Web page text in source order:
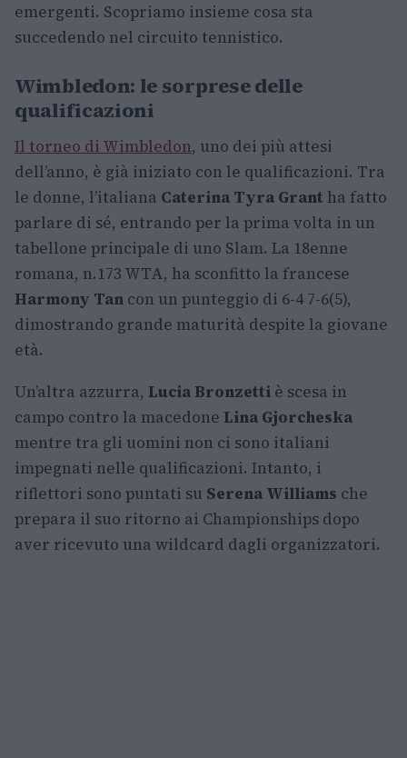
emergenti. Scopriamo insieme cosa sta
succedendo nel circuito tennistico.
Wimbledon: le sorprese delle
qualificazioni
Il torneo di Wimbledon, uno dei più attesi
dell’anno, è già iniziato con le qualificazioni. Tra
le donne, l’italiana Caterina Tyra Grant ha fatto
parlare di sé, entrando per la prima volta in un
tabellone principale di uno Slam. La 18enne
romana, n.173 WTA, ha sconfitto la francese
Harmony Tan con un punteggio di 6-4 7-6(5),
dimostrando grande maturità despite la giovane
età.
Un’altra azzurra, Lucia Bronzetti è scesa in
campo contro la macedone Lina Gjorcheska
mentre tra gli uomini non ci sono italiani
impegnati nelle qualificazioni. Intanto, i
riflettori sono puntati su Serena Williams che
prepara il suo ritorno ai Championships dopo
aver ricevuto una wildcard dagli organizzatori.